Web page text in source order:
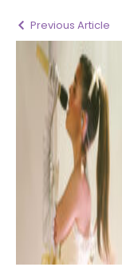
Previous Article